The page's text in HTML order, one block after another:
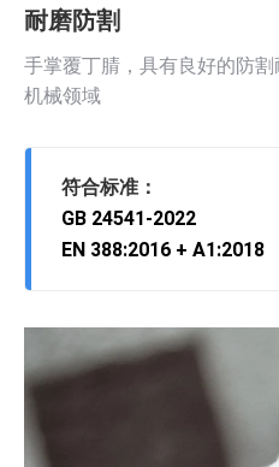
耐磨防割
手掌覆丁腈，具有良好的防
机械领域
符合标准：
GB 24541-2022
EN 388:2016 + A1:2018